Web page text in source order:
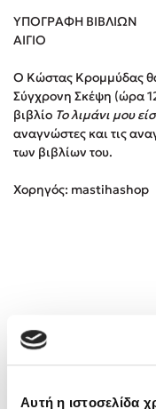
Αυτή η ιστοσελίδα
Το
ΥΠΟΓΡΑΦΗ ΒΙΒΛΙΩΝ
ΑΙΓΙΟ
Ο Κώστας Κρομμύδας
Σύγχρονη Σκέψη (ώρα
βιβλίο Το λιμάνι μου
αναγνώστες και τις
των βιβλίων του.
Χορηγός: mastihashop